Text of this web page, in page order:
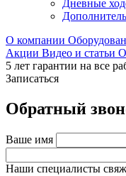
Дневные
О компании
Акции Видео и статьи
5 лет гарантии на все
Записаться
Обратный
Ваше имя
Наши специалисты